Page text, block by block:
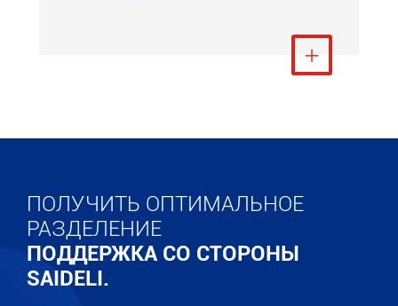
Посмотреть ещё

ПОЛУЧИТЬ ОПТИМАЛЬНОЕ
РАЗДЕЛЕНИЕ
ПОДДЕРЖКА СО СТОРОНЫ
SAIDELI.